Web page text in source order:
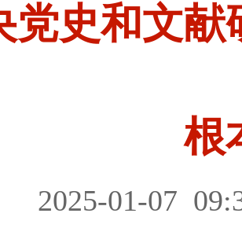
党史和文
根
2025-01-07